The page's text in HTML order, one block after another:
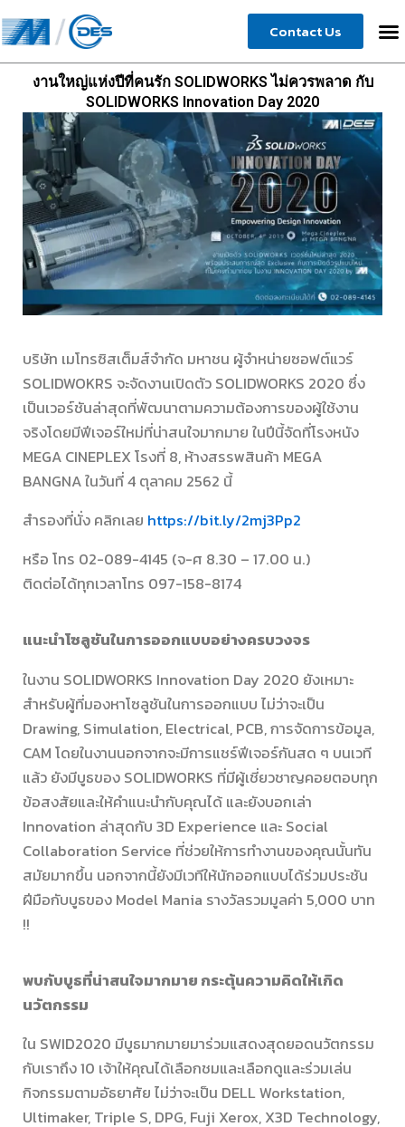
to
content
Contact Us
งานใหญ่แห่งปีที่คนรัก SOLIDWORKS ไม่ควรพลาด กับ
SOLIDWORKS Innovation Day 2020
บริษัท เมโทรซิสเต็มส์จำกัด มหาชน ผู้จำหน่ายซอฟต์แวร์
SOLIDWOKRS จะจัดงานเปิดตัว SOLIDWORKS 2020 ซึ่ง
เป็นเวอร์ชันล่าสุดที่พัฒนาตามความต้องการของผู้ใช้งาน
จริงโดยมีฟีเจอร์ใหม่ที่น่าสนใจมากมาย ในปีนี้จัดที่โรงหนัง
MEGA CINEPLEX โรงที่ 8, ห้างสรรพสินค้า MEGA
BANGNA ในวันที่ 4 ตุลาคม 2562 นี้
สำรองที่นั่ง คลิกเลย https://bit.ly/2mj3Pp2
หรือ โทร 02-089-4145 (จ-ศ 8.30 – 17.00 น.)
ติดต่อได้ทุกเวลาโทร 097-158-8174
แนะนำโซลูชันในการออกแบบอย่างครบวงจร
ในงาน SOLIDWORKS Innovation Day 2020 ยังเหมาะ
สำหรับผู้ที่มองหาโซลูชันในการออกแบบ ไม่ว่าจะเป็น
Drawing, Simulation, Electrical, PCB, การจัดการข้อมูล,
CAM โดยในงานนอกจากจะมีการแชร์ฟีเจอร์กันสด ๆ บนเวที
แล้ว ยังมีบูธของ SOLIDWORKS ที่มีผู้เชี่ยวชาญคอยตอบทุก
ข้อสงสัยและให้คำแนะนำกับคุณได้ และยังบอกเล่า
Innovation ล่าสุดกับ 3D Experience และ Social
Collaboration Service ที่ช่วยให้การทำงานของคุณนั้นทัน
สมัยมากขึ้น นอกจากนี้ยังมีเวทีให้นักออกแบบได้ร่วมประชัน
ฝีมือกับบูธของ Model Mania รางวัลรวมมูลค่า 5,000 บาท
!!
พบกับบูธที่น่าสนใจมากมาย กระตุ้นความคิดให้เกิด
นวัตกรรม
ใน SWID2020 มีบูธมากมายมาร่วมแสดงสุดยอดนวัตกรรม
กับเราถึง 10 เจ้าให้คุณได้เลือกชมและเลือกดูและร่วมเล่น
กิจกรรมตามอัธยาศัย ไม่ว่าจะเป็น DELL Workstation,
Ultimaker, Triple S, DPG, Fuji Xerox, X3D Technology,